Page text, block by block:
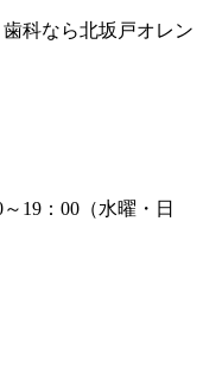
科なら北坂戸オレン
19：00（水曜・日